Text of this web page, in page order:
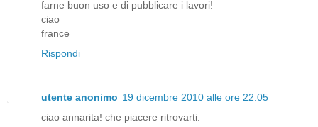
farne buon uso e di pubblicare i lavori!
ciao
france
Rispondi
utente anonimo 19 dicembre 2010 alle ore 22:05
ciao annarita! che piacere ritrovarti.